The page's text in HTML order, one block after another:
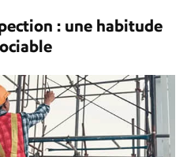
: une habitude